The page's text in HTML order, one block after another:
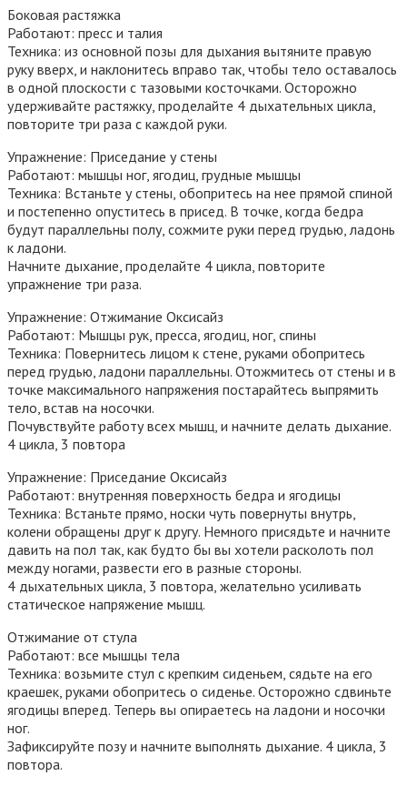
Боковая растяжка
Работают: пресс и талия
Техника: из основной позы для дыхания вытяните правую
руку вверх, и наклонитесь вправо так, чтобы тело оставалось
в одной плоскости с тазовыми косточками. Осторожно
удерживайте растяжку, проделайте 4 дыхательных цикла,
повторите три раза с каждой руки.
Упражнение: Приседание у стены
Работают: мышцы ног, ягодиц, грудные мышцы
Техника: Встаньте у стены, обопритесь на нее прямой спиной
и постепенно опуститесь в присед. В точке, когда бедра
будут параллельны полу, сожмите руки перед грудью, ладонь
к ладони.
Начните дыхание, проделайте 4 цикла, повторите
упражнение три раза.
Упражнение: Отжимание Оксисайз
Работают: Мышцы рук, пресса, ягодиц, ног, спины
Техника: Повернитесь лицом к стене, руками обопритесь
перед грудью, ладони параллельны. Отожмитесь от стены и в
точке максимального напряжения постарайтесь выпрямить
тело, встав на носочки.
Почувствуйте работу всех мышц, и начните делать дыхание.
4 цикла, 3 повтора
Упражнение: Приседание Оксисайз
Работают: внутренняя поверхность бедра и ягодицы
Техника: Встаньте прямо, носки чуть повернуты внутрь,
колени обращены друг к другу. Немного присядьте и начните
давить на пол так, как будто бы вы хотели расколоть пол
между ногами, развести его в разные стороны.
4 дыхательных цикла, 3 повтора, желательно усиливать
статическое напряжение мышц.
Отжимание от стула
Работают: все мышцы тела
Техника: возьмите стул с крепким сиденьем, сядьте на его
краешек, руками обопритесь о сиденье. Осторожно сдвиньте
ягодицы вперед. Теперь вы опираетесь на ладони и носочки
ног.
Зафиксируйте позу и начните выполнять дыхание. 4 цикла, 3
повтора.